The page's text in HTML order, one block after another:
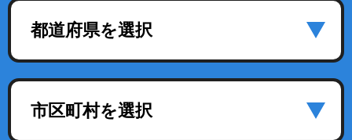
都道府県を選択
市区町村を選択